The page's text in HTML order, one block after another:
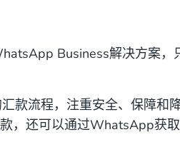
Business解决方案，
款流程，注重安全、保障和降
，还可以通过WhatsApp获